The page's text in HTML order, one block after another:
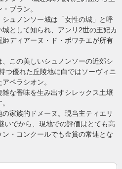
ブラン。
ュノンソー城は「女性の城」と呼
として知られ、アンリ2世の王妃カ
姫ディアーヌ・ド・ポワチエが所有
この美しいシュノンソーの近郊シ
つ優れた丘陵地に白ではソーヴィニ
ペラシオン。
な香味を生み出すシレックス土壌
家族的ドメーヌ。現当主ティエリ
いでから、現地での評価はとても高
・コンクールでも金賞の常連とな